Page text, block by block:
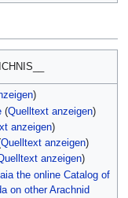
)
(Quelltext anzeigen)
anzeigen)
Quelltext anzeigen)
anzeigen)
the online Catalog of
on other Arachnid